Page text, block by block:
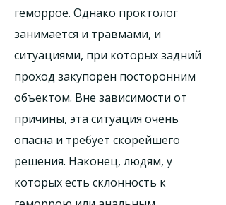
геморрое. Однако проктолог
занимается и травмами, и
ситуациями, при которых задний
проход закупорен посторонним
объектом. Вне зависимости от
причины, эта ситуация очень
опасна и требует скорейшего
решения. Наконец, людям, у
которых есть склонность к